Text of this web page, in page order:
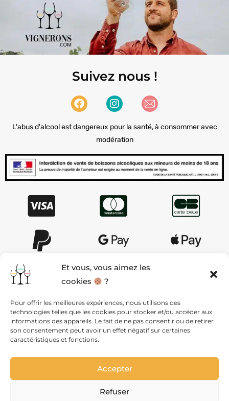
Et vous, vous aimez les
cookies
?
Pour offrir les meilleures expériences, nous utilisons des
technologies telles que les cookies pour stocker et/ou accéder aux
informations des appareils. Le fait de ne pas consentir ou de retirer
son consentement peut avoir un effet négatif sur certaines
caractéristiques et fonctions.
Accepter
Refuser
Suivez nous !
L'abus d'alcool est dangereux pour la santé, à consommer avec
modération
QUI SOMMES NOUS ?
VIE PRIVÉE
PLAN DU SITE